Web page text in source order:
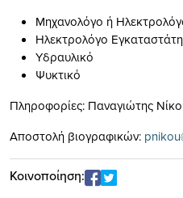
Μηχανολόγο ή
Ηλεκτρολόγο Εγκαταστάτη
Υδραυλικό
Ψυκτικό
Πληροφορίες: Παναγιώτης
Αποστολή βιογραφικών:
Κοινοποίηση: